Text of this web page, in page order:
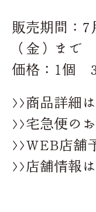
販売期間：7
（金）まで
価格：1個
>>商品詳細
>>宅急便の
>>WEB店舗
>>店舗情報